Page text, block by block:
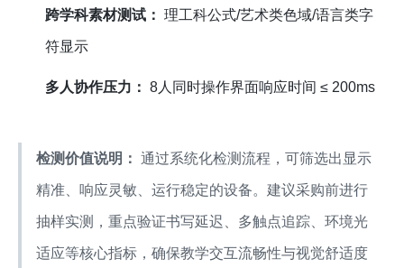
跨学科素材测试： 理工科公式/艺术类色域/语言类字
符显示
多人协作压力： 8人同时操作界面响应时间 ≤ 200ms
检测价值说明： 通过系统化检测流程，可筛选出显示
精准、响应灵敏、运行稳定的设备。建议采购前进行
抽样实测，重点验证书写延迟、多触点追踪、环境光
适应等核心指标，确保教学交互流畅性与视觉舒适度